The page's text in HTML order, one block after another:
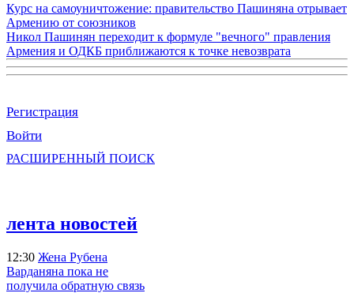
Курс на самоуничтожение: правительство Пашиняна отрывает
Армению от союзников
Никол Пашинян переходит к формуле "вечного" правления
Армения и ОДКБ приближаются к точке невозврата
Регистрация
Войти
РАСШИРЕННЫЙ ПОИСК
лента новостей
12:30 Жена Рубена
Варданяна пока не
получила обратную связь